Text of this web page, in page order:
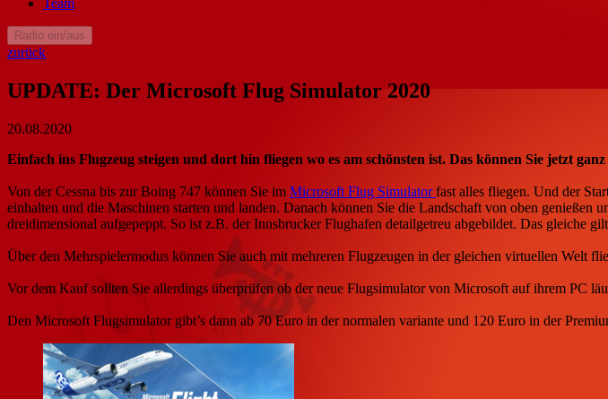
Radio ein/aus
zurück
UPDATE: Der Microsoft Flug Simulator 2020
20.08.2020
Einfach ins Flugzeug steigen und dort hin fliegen wo es am schönsten ist. Das können Sie jetzt
Von der Cessna bis zur Boing 747 können Sie im Microsoft Flug Simulatorfast alles fliegen. Und der
einhalten und die Maschinen starten und landen. Danach können Sie die Landschaft von oben
dreidimensional aufgepeppt. So ist z.B. der Innsbrucker Flughafen detailgetreu abgebildet. Das gleiche
Über den Mehrspielermodus können Sie auch mit mehreren Flugzeugen in der gleichen virtuellen Welt
Vor dem Kauf sollten Sie allerdings überprüfen ob der neue Flugsimulator von Microsoft auf ihrem PC
Den Microsoft Flugsimulator gibt’s dann ab 70 Euro in der normalen variante und 120 Euro in der